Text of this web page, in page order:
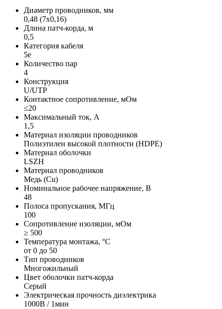
Диаметр проводников, мм
0,48 (7х0,16)
Длина патч-корда, м
0,5
Категория кабеля
5e
Количество пар
4
Конструкция
U/UTP
Контактное сопротивление, мОм
≤20
Максимальный ток, А
1,5
Материал изоляции проводников
Полиэтилен высокой плотности (HDPE)
Материал оболочки
LSZH
Материал проводников
Медь (Сu)
Номинальное рабочее напряжение, В
48
Полоса пропускания, МГц
100
Сопротивление изоляции, мОм
≥ 500
Температура монтажа, °C
от 0 до 50
Тип проводников
Многожильный
Цвет оболочки патч-корда
Серый
Электрическая прочность диэлектрика
1000В / 1мин